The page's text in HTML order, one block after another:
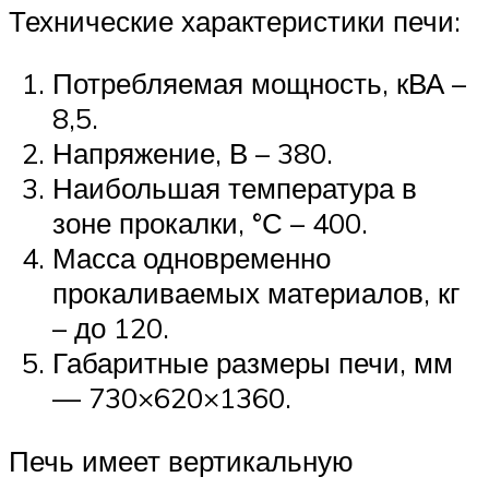
Технические характеристики печи:
Потребляемая мощность, кВА –
8,5.
Напряжение, В – 380.
Наибольшая температура в
зоне прокалки, °С – 400.
Масса одновременно
прокаливаемых материалов, кг
– до 120.
Габаритные размеры печи, мм
— 730×620×1360.
Печь имеет вертикальную